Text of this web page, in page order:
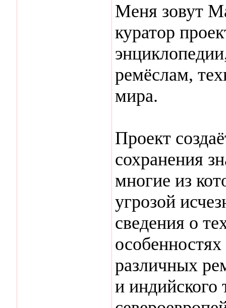
Меня зовут
куратор
ремёслам,
мира.
Проект
сохранения
многие из
угрозой
сведения о
различных
и индийского